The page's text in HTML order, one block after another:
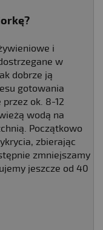
i
w
dobrze ją
gotowania
ok. 8-12
wodą na
Początkowo
zbierając
zmniejszamy
jeszcze od 40